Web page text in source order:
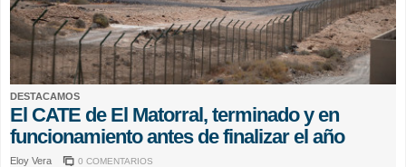
DESTACAMOS
El CATE de El Matorral, terminado y en
funcionamiento antes de finalizar el año
Eloy Vera 0 COMENTARIOS